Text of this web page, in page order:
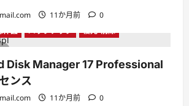
11か月前 0
Manager
Windows10対応作品
作品
バックアップ 復元・削除
Disk Manager 17 Professional
ンス
11か月前 0
Manager
Windows10対応作品